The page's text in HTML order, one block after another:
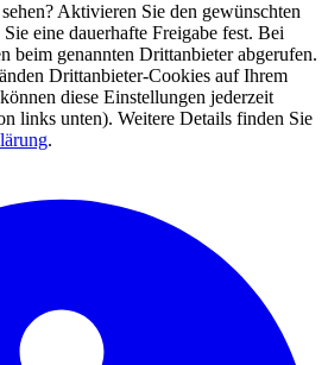
Aktivieren Sie den gewünschten
eine dauerhafte Freigabe fest. Bei
beim genannten Drittanbieter abgerufen.
Drittanbieter-Cookies auf Ihrem
diese Einstellungen jederzeit
links unten). Weitere Details finden Sie
.